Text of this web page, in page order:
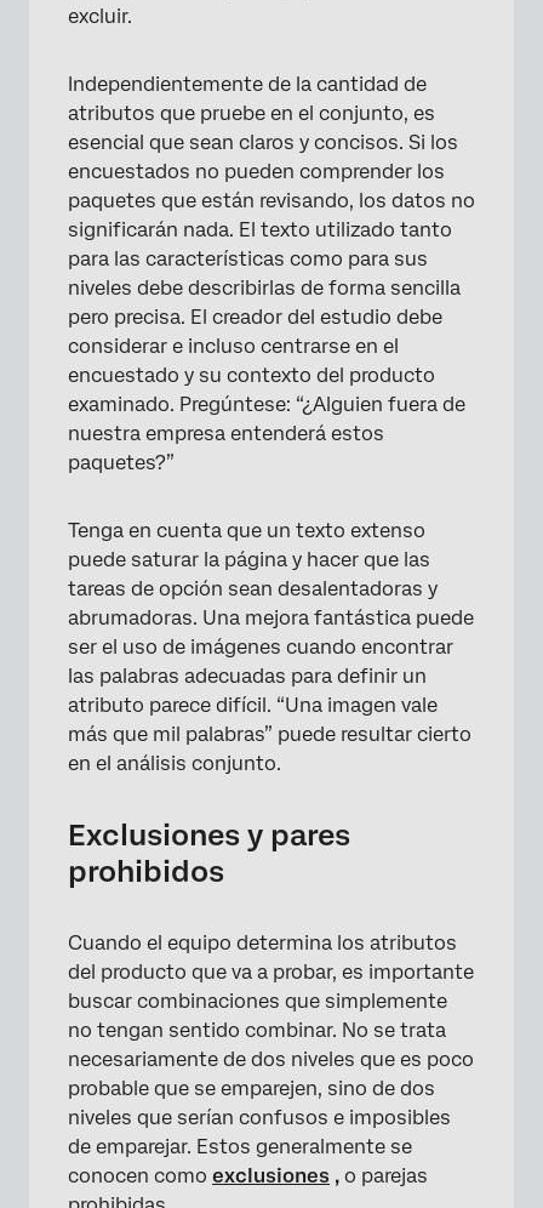
excluir.
Independientemente de la cantidad de
atributos que pruebe en el conjunto, es
esencial que sean claros y concisos. Si los
encuestados no pueden comprender los
paquetes que están revisando, los datos no
significarán nada. El texto utilizado tanto
para las características como para sus
niveles debe describirlas de forma sencilla
pero precisa. El creador del estudio debe
considerar e incluso centrarse en el
encuestado y su contexto del producto
examinado. Pregúntese: “¿Alguien fuera de
nuestra empresa entenderá estos
paquetes?”
Tenga en cuenta que un texto extenso
puede saturar la página y hacer que las
tareas de opción sean desalentadoras y
abrumadoras. Una mejora fantástica puede
ser el uso de imágenes cuando encontrar
las palabras adecuadas para definir un
atributo parece difícil. “Una imagen vale
más que mil palabras” puede resultar cierto
en el análisis conjunto.
Exclusiones y pares
prohibidos
Cuando el equipo determina los atributos
del producto que va a probar, es importante
buscar combinaciones que simplemente
no tengan sentido combinar. No se trata
necesariamente de dos niveles que es poco
probable que se emparejen, sino de dos
niveles que serían confusos e imposibles
de emparejar. Estos generalmente se
conocen como exclusiones , o parejas